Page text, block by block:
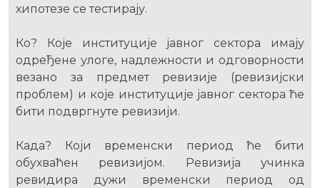
хипотезе се тестирају.
Ко? Које институције јавног сектора имају
одређене улоге, надлежности и одговорности
везано за предмет ревизије (ревизијски
проблем) и које институције јавног сектора ће
бити подвргнуте ревизији.
Када? Који временски период ће бити
обухваћен ревизијом. Ревизија учинка
ревидира дужи временски период од